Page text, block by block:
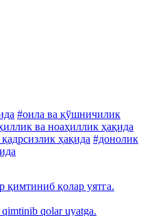
#оила ва қўшничилик
ва ноаҳиллик ҳақида
ҳақида #донолик
қимтиниб қолар уятга.
qimtinib qolar uyatga.